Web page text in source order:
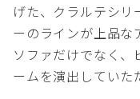
げた、クラルテシリ
ーのラインが上品な
ソファだけでなく
ームを演出していた